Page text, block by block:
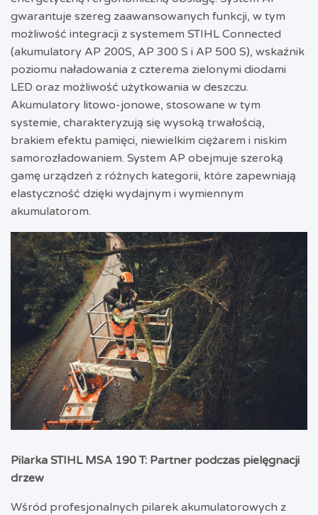
gwarantuje szereg zaawansowanych funkcji, w tym
możliwość integracji z systemem STIHL Connected
(akumulatory AP 200S, AP 300 S i AP 500 S), wskaźnik
poziomu naładowania z czterema zielonymi diodami
LED oraz możliwość użytkowania w deszczu.
Akumulatory litowo-jonowe, stosowane w tym
systemie, charakteryzują się wysoką trwałością,
brakiem efektu pamięci, niewielkim ciężarem i niskim
samorozładowaniem. System AP obejmuje szeroką
gamę urządzeń z różnych kategorii, które zapewniają
elastyczność dzięki wydajnym i wymiennym
akumulatorom.
Pilarka STIHL MSA 190 T: Partner podczas pielęgnacji
drzew
Wśród profesjonalnych pilarek akumulatorowych z